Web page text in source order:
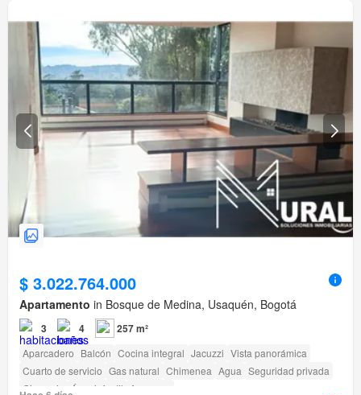
$ 3.022.764.000
Apartamento in Bosque de Medina, Usaquén, Bogotá
3 4 257 m²
Aparcadero Balcón Cocina integral Jacuzzi Vista panorámica
Cuarto de servicio Gas natural Chimenea Agua Seguridad privada
Gimnasio
Área infantil Ascensor